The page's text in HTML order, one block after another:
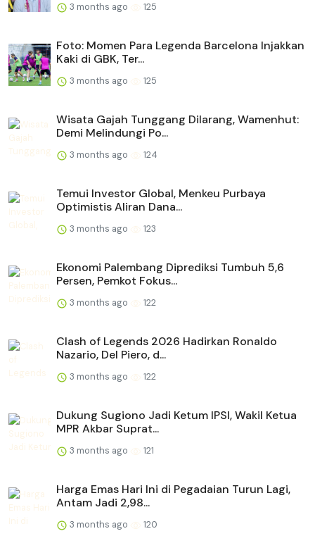
3 months ago 125
Foto: Momen Para Legenda Barcelona Injakkan
Kaki di GBK, Ter...
3 months ago 125
Wisata Gajah Tunggang Dilarang, Wamenhut:
Demi Melindungi Po...
3 months ago 124
Temui Investor Global, Menkeu Purbaya
Optimistis Aliran Dana...
3 months ago 123
Ekonomi Palembang Diprediksi Tumbuh 5,6
Persen, Pemkot Fokus...
3 months ago 122
Clash of Legends 2026 Hadirkan Ronaldo
Nazario, Del Piero, d...
3 months ago 122
Dukung Sugiono Jadi Ketum IPSI, Wakil Ketua
MPR Akbar Suprat...
3 months ago 121
Harga Emas Hari Ini di Pegadaian Turun Lagi,
Antam Jadi 2,98...
3 months ago 120